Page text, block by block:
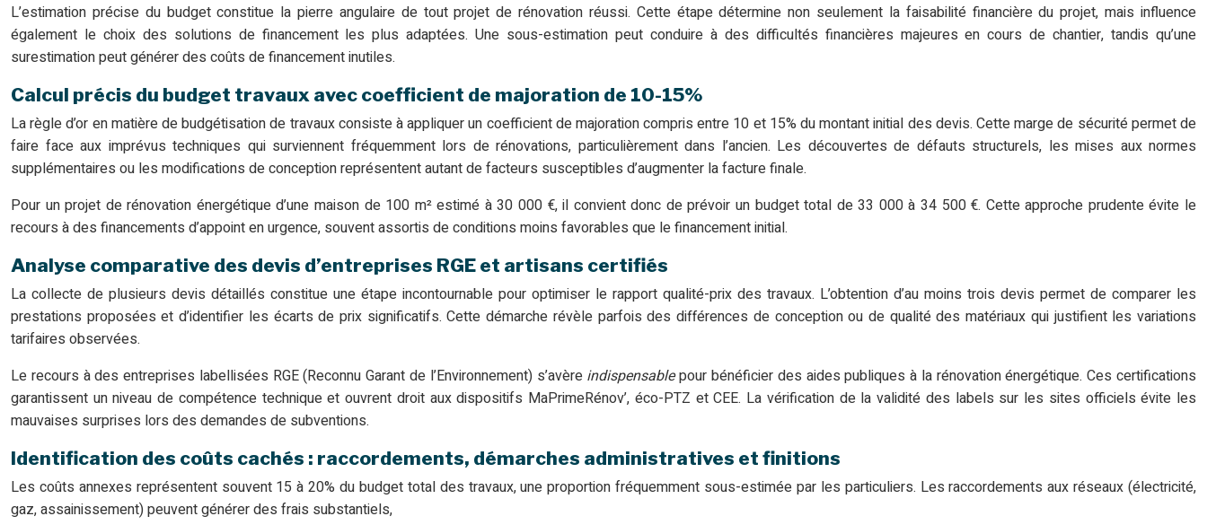
L’estimation précise du budget constitue la pierre angulaire de tout projet de rénovation réussi. Cette étape détermine non seulement la faisabilité financière du projet, mais influence
également le choix des solutions de financement les plus adaptées. Une sous-estimation peut conduire à des difficultés financières majeures en cours de chantier, tandis qu’une
surestimation peut générer des coûts de financement inutiles.
Calcul précis du budget travaux avec coefficient de majoration de 10-15%
La règle d’or en matière de budgétisation de travaux consiste à appliquer un coefficient de majoration compris entre 10 et 15% du montant initial des devis. Cette marge de sécurité permet de
faire face aux imprévus techniques qui surviennent fréquemment lors de rénovations, particulièrement dans l’ancien. Les découvertes de défauts structurels, les mises aux normes
supplémentaires ou les modifications de conception représentent autant de facteurs susceptibles d’augmenter la facture finale.
Pour un projet de rénovation énergétique d’une maison de 100 m² estimé à 30 000 €, il convient donc de prévoir un budget total de 33 000 à 34 500 €. Cette approche prudente évite le
recours à des financements d’appoint en urgence, souvent assortis de conditions moins favorables que le financement initial.
Analyse comparative des devis d’entreprises RGE et artisans certifiés
La collecte de plusieurs devis détaillés constitue une étape incontournable pour optimiser le rapport qualité-prix des travaux. L’obtention d’au moins trois devis permet de comparer les
prestations proposées et d’identifier les écarts de prix significatifs. Cette démarche révèle parfois des différences de conception ou de qualité des matériaux qui justifient les variations
tarifaires observées.
Le recours à des entreprises labellisées RGE (Reconnu Garant de l’Environnement) s’avère indispensablepour bénéficier des aides publiques à la rénovation énergétique. Ces certifications
garantissent un niveau de compétence technique et ouvrent droit aux dispositifs MaPrimeRénov’, éco-PTZ et CEE. La vérification de la validité des labels sur les sites officiels évite les
mauvaises surprises lors des demandes de subventions.
Identification des coûts cachés : raccordements, démarches administratives et finitions
Les coûts annexes représentent souvent 15 à 20% du budget total des travaux, une proportion fréquemment sous-estimée par les particuliers. Les raccordements aux réseaux (électricité,
gaz, assainissement) peuvent générer des frais substantiels,